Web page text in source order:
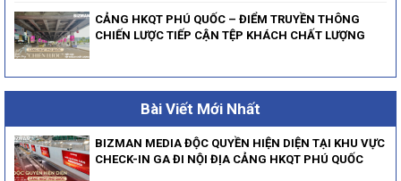
CẢNG HKQT PHÚ QUỐC – ĐIỂM TRUYỀN THÔNG
CHIẾN LƯỢC TIẾP CẬN TỆP KHÁCH CHẤT LƯỢNG
Bài Viết Mới Nhất
BIZMAN MEDIA ĐỘC QUYỀN HIỆN DIỆN TẠI KHU VỰC
CHECK-IN GA ĐI NỘI ĐỊA CẢNG HKQT PHÚ QUỐC